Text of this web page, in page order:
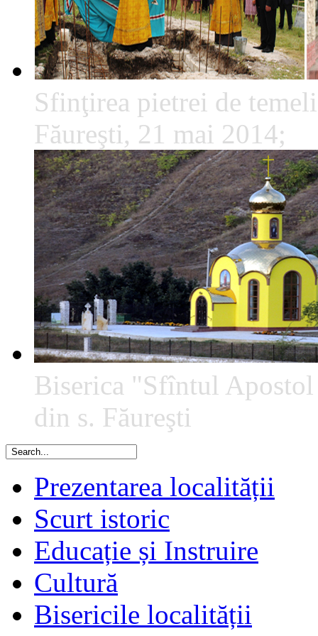
Sfinţirea pietrei de
Făureşti, 21 mai 2014;
Biserica "Sfîntul
din s. Făureşti
Prezentarea localității
Scurt istoric
Educație și Instruire
Cultură
Bisericile localității